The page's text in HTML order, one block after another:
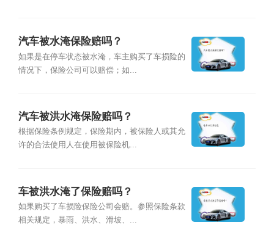
汽车被水淹保险赔吗？
如果是在停车状态被水淹，车主购买了车损险的
情况下，保险公司可以赔偿；如...
汽车被洪水淹保险赔吗？
根据保险条例规定，保险期内，被保险人或其允
许的合法使用人在使用被保险机...
车被洪水淹了保险赔吗？
如果购买了车损险保险公司会赔。参照保险条款
相关规定，暴雨、洪水、滑坡、...